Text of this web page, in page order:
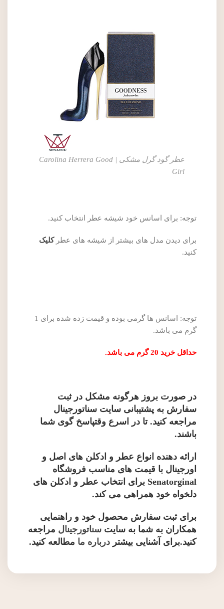
عطر گود گرل مشکی | Carolina Herrera Good
Girl
توجه: برای اسانس خود شیشه عطر انتخاب کنید.
برای دیدن مدل های بیشتر از شیشه های عطرکلیک
کنید.
توجه: اسانس ها گرمی بوده و قیمت زده شده برای 1
گرم می باشد.
حداقل خرید 20 گرم می باشد.
در صورت بروز هرگونه مشکل در ثبت
سفارش به پشتیبانی سایت سناتورجینال
مراجعه کنید. تا در اسرع وقتپاسخ گوی شما
باشند.
ارائه دهنده انواع عطر و ادکلن های اصل و
اورجینال با قیمت های مناسب فروشگاه
Senatorginal برای انتخاب عطر و ادکلن های
دلخواه خود همراهی می کند.
برای ثبت سفارش محصول خود و راهنمایی
همکاران به شما به سایت سناتورجینال مراجعه
کنید.برای آشنایی بیشتر درباره ما مطالعه کنید.